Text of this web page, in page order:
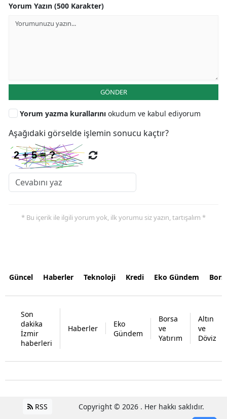
Yorum Yazın (500 Karakter)
GÖNDER
Yorum yazma kurallarını okudum ve kabul ediyorum
Aşağıdaki görselde işlemin sonucu kaçtır?
* Bu içerik ile ilgili yorum yok, ilk yorumu siz yazın, tartışalım *
Güncel Haberler Teknoloji Kredi Eko Gündem
Son
dakika
İzmir
haberleri
Haberler
Eko
Gündem
Borsa
ve
Yatırım
Altın
ve
Döviz
RSS Copyright © 2026 . Her hakkı saklıdır.